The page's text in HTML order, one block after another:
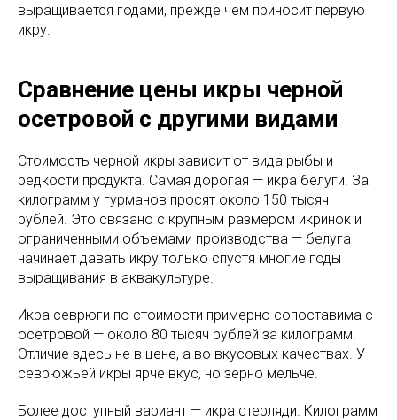
выращивается годами, прежде чем приносит первую
икру.
Сравнение цены икры черной
осетровой с другими видами
Стоимость черной икры зависит от вида рыбы и
редкости продукта. Самая дорогая — икра белуги. За
килограмм у гурманов просят около 150 тысяч
рублей. Это связано с крупным размером икринок и
ограниченными объемами производства — белуга
начинает давать икру только спустя многие годы
выращивания в аквакультуре.
Икра севрюги по стоимости примерно сопоставима с
осетровой — около 80 тысяч рублей за килограмм.
Отличие здесь не в цене, а во вкусовых качествах. У
севрюжьей икры ярче вкус, но зерно мельче.
Более доступный вариант — икра стерляди. Килограмм